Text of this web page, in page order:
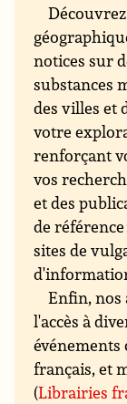
notices sur
substances
des villes et
votre
renforçant
vos
et des
de
sites de
Enfin,
l'accès à
français, et
(Librairies